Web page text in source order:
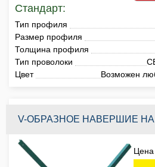
Стандарт:
Тип профиля
Размер профиля
Толщина профиля
Тип проволоки
Цвет
Возможен
V-ОБРАЗНОЕ НАВЕРШИЕ
Цена